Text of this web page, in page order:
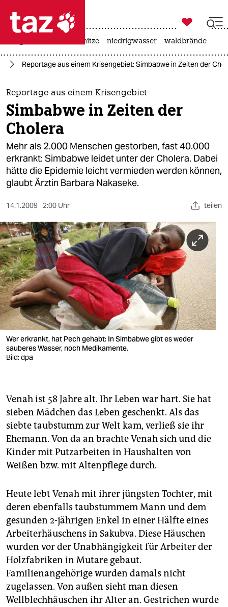
 taz zahl ich
taz zahl ich
themen
politik
öko
gesellschaft
kultur
sport
berlin
nord
wahrheit
verlag
verlag
veranstaltungen
shop
unterstützen
abo
genossenschaft
epaper login

taz zahl ich
hitze niedrigwasser waldbrände
Reportage aus einem Krisengebiet: Simbabwe in Zeiten der
Reportage aus einem Krisengebiet
Simbabwe in Zeiten der
Cholera
Mehr als 2.000 Menschen gestorben, fast 40.000
erkrankt: Simbabwe leidet unter der Cholera. Dabei
hätte die Epidemie leicht vermieden werden können,
glaubt Ärztin Barbara Nakaseke.
14.1.2009 2:00 Uhr teilen
Wer erkrankt, hat Pech gehabt: In Simbabwe gibt es weder
sauberes Wasser, noch Medikamente.
Bild: dpa
Venah ist 58 Jahre alt. Ihr Leben war hart. Sie hat
sieben Mädchen das Leben geschenkt. Als das
siebte taubstumm zur Welt kam, verließ sie ihr
Ehemann. Von da an brachte Venah sich und die
Kinder mit Putzarbeiten in Haushalten von
Weißen bzw. mit Altenpflege durch.
Heute lebt Venah mit ihrer jüngsten Tochter, mit
deren ebenfalls taubstummem Mann und dem
gesunden 2-jährigen Enkel in einer Hälfte eines
Arbeiterhäuschens in Sakubva. Diese Häuschen
wurden vor der Unabhängigkeit für Arbeiter der
Holzfabriken in Mutare gebaut.
Familienangehörige wurden damals nicht
zugelassen. Von außen sieht man diesen
Wellblechhäuschen ihr Alter an. Gestrichen wurde